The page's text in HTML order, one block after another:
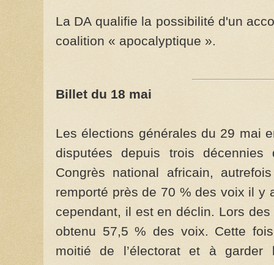
La DA qualifie la possibilité d'un
coalition « apocalyptique ».
Billet du 18 mai
Les élections générales du 29 mai
disputées depuis trois décennies
Congrès national africain,
remporté près de 70 % des voix il y
cependant, il est en déclin. Lors
obtenu 57,5 % des voix. Cette
moitié de l’électorat et à